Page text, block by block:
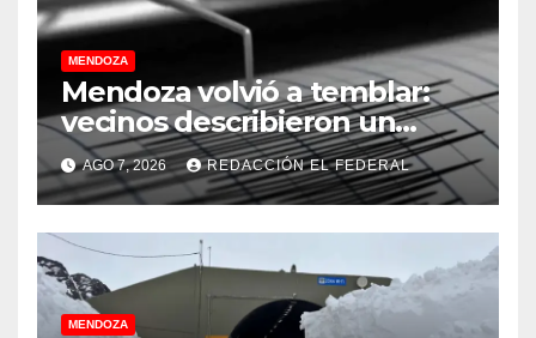
MENDOZA
Mendoza volvió a temblar:
vecinos describieron un
“sacudón” acompañado por
un fuerte estruendo
AGO 7, 2026 REDACCIÓN EL FEDERAL
MENDOZA